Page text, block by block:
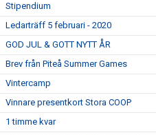
Stipendium
Ledarträff 5 februari - 2020
GOD JUL & GOTT NYTT ÅR
Brev från Piteå Summer Games
Vintercamp
Vinnare presentkort Stora COOP
1 timme kvar